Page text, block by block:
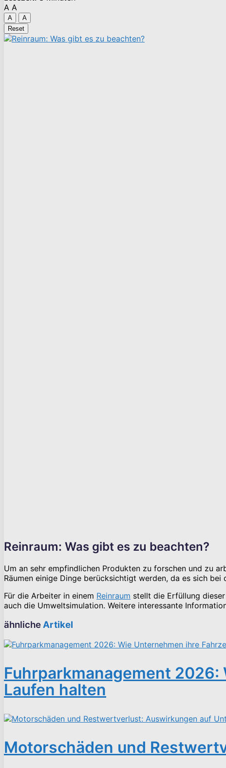
A A
A
A
Reset
Reinraum: Was gibt es zu beachten?
Um an sehr empfindlichen Produkten zu forschen und zu
Räumen einige Dinge berücksichtigt werden, da es sich
Für die Arbeiter in einem Reinraum stellt die Erfüllung
auch die Umweltsimulation. Weitere interessante
ähnlicheArtikel
Fuhrparkmanagement
Laufen halten
Motorschäden und